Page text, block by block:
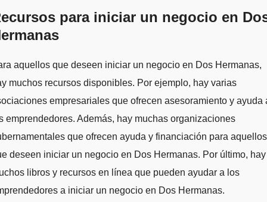
para iniciar un negocio en
aquellos que deseen iniciar un negocio en Dos Hermanas,
muchos recursos disponibles. Por ejemplo, hay varias
empresariales que ofrecen asesoramiento y ayuda
emprendedores. Además, hay muchas organizaciones
que ofrecen ayuda y financiación para aquellos
deseen iniciar un negocio en Dos Hermanas. Por último, hay
libros y recursos en línea que pueden ayudar a los
a iniciar un negocio en Dos Hermanas.